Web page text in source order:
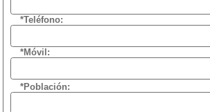
*Teléfono:
*Móvil:
*Población: